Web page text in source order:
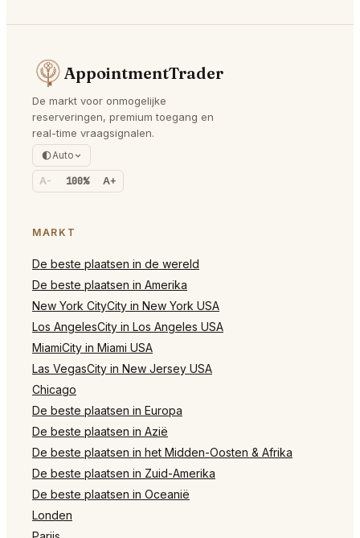
AppointmentTrader
De markt voor onmogelijke
reserveringen, premium toegang en
real-time vraagsignalen.
Auto
A- 100% A+
MARKT
De beste plaatsen in de wereld
De beste plaatsen in Amerika
New York CityCity in New York USA
Los AngelesCity in Los Angeles USA
MiamiCity in Miami USA
Las VegasCity in New Jersey USA
Chicago
De beste plaatsen in Europa
De beste plaatsen in Azië
De beste plaatsen in het Midden-Oosten & Afrika
De beste plaatsen in Zuid-Amerika
De beste plaatsen in Oceanië
Londen